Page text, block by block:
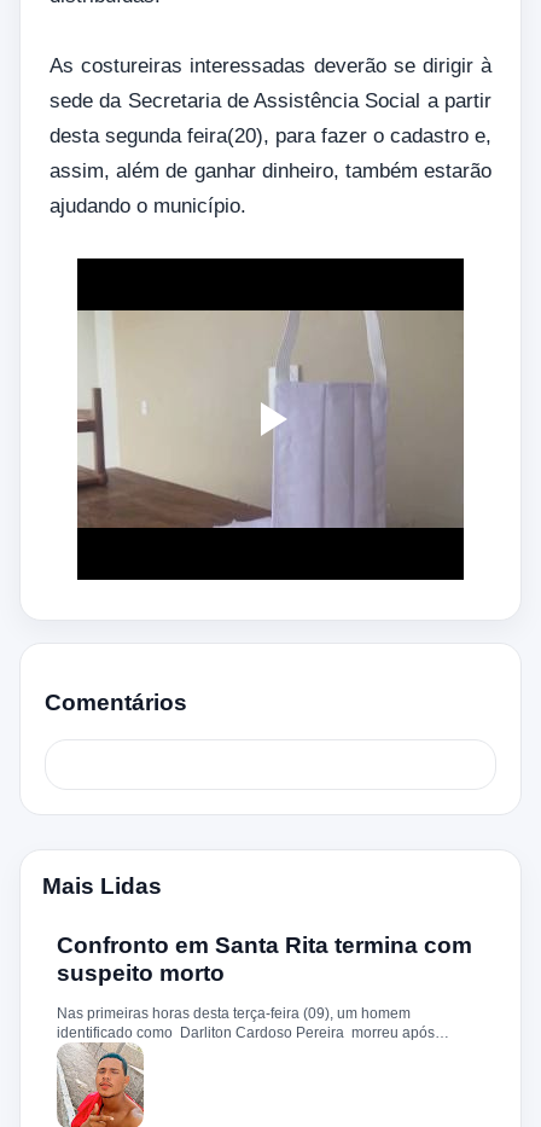
As costureiras interessadas deverão se dirigir à
sede da Secretaria de Assistência Social a partir
desta segunda feira(20), para fazer o cadastro e,
assim, além de ganhar dinheiro, também estarão
ajudando o município.
Comentários
Mais Lidas
Confronto em Santa Rita termina com
suspeito morto
Nas primeiras horas desta terça-feira (09), um homem
identificado como Darliton Cardoso Pereira morreu após
confronto com a Polícia Militar no povoado Timbotiba, zona rural
de Santa Rita. De acordo com a PM, os policiais estavam
cumprindo um mandado de prisão contra Darliton, apontado
como um dos suspeitos pela morte brutal de Leandro Sena ,